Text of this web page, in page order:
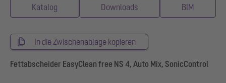
Katalog Downloads BIM
In die Zwischenablage kopieren
Fettabscheider EasyClean free NS 4, Auto Mix, SonicControl